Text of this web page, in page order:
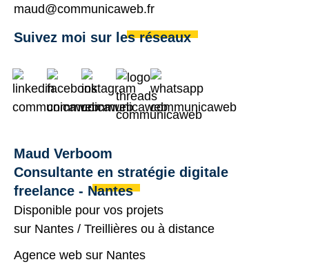
Maud Verboom
Consultante en stratégie digitale
freelance - Nantes
Disponible pour vos projets
sur Nantes / Treillières ou à distance
Agence web sur Nantes
maud@communicaweb.fr
Suivez moi sur les réseaux